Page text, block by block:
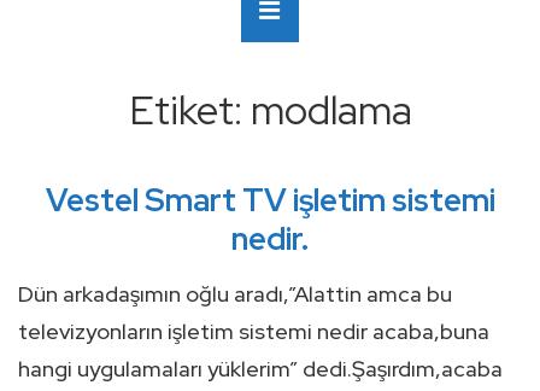
Etiket: modlama
Vestel Smart TV işletim sistemi
nedir.
Dün arkadaşımın oğlu aradı,”Alattin amca bu
televizyonların işletim sistemi nedir acaba,buna
hangi uygulamaları yüklerim” dedi.Şaşırdım,acaba